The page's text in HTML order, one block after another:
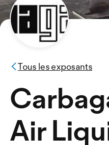
Tous les exposants
Air